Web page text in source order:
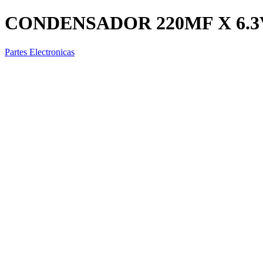
CONDENSADOR 220MF X
Partes Electronicas